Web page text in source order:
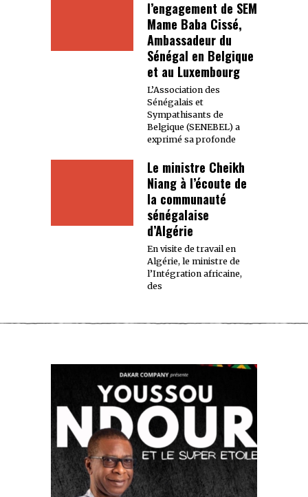
l’engagement de SEM
Mame Baba Cissé,
Ambassadeur du
Sénégal en Belgique
et au Luxembourg
L’Association des
Sénégalais et
Sympathisants de
Belgique (SENEBEL) a
exprimé sa profonde
Le ministre Cheikh
Niang à l’écoute de
la communauté
sénégalaise
d’Algérie
En visite de travail en
Algérie, le ministre de
l’Intégration africaine,
des